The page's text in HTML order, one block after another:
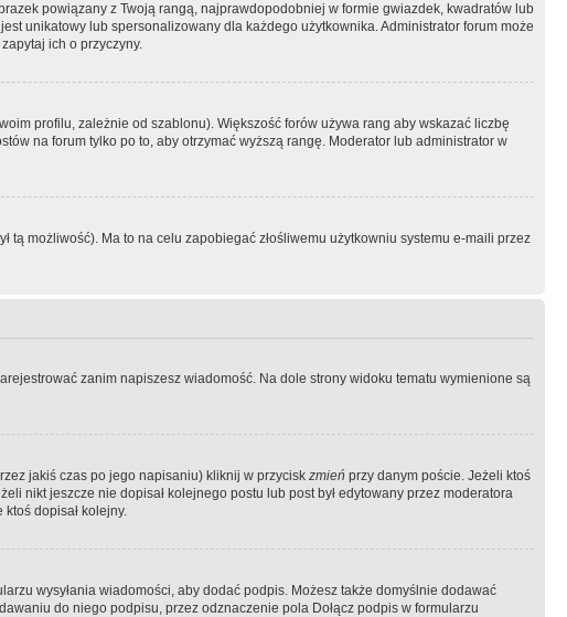
powiązany z Twoją rangą, najprawdopodobniej w formie gwiazdek, kwadratów lub
unikatowy lub spersonalizowany dla każdego użytkownika. Administrator forum może
ich o przyczyny.
profilu, zależnie od szablonu). Większość forów używa rang aby wskazać liczbę
na forum tylko po to, aby otrzymać wyższą rangę. Moderator lub administrator w
tą możliwość). Ma to na celu zapobiegać złośliwemu użytkowniu systemu e-maili przez
zanim napiszesz wiadomość. Na dole strony widoku tematu wymienione są
jakiś czas po jego napisaniu) kliknij w przycisk zmień przy danym poście. Jeżeli ktoś
nikt jeszcze nie dopisał kolejnego postu lub post był edytowany przez moderatora
dopisał kolejny.
wysyłania wiadomości, aby dodać podpis. Możesz także domyślnie dodawać
do niego podpisu, przez odznaczenie pola Dołącz podpis w formularzu